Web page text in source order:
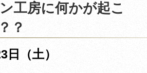
工房に何かが起こ
？
日（土）